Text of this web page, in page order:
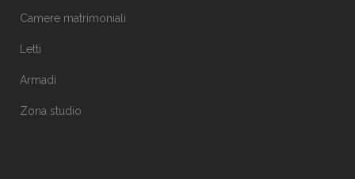
Camere matrimoniali
Letti
Armadi
Zona studio